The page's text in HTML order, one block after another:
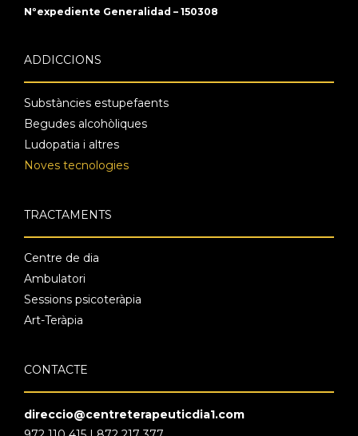
Nºexpediente Generalidad – 150308
ADDICCIONS
Substàncies estupefaents
Begudes alcohòliques
Ludopatia i altres
Noves tecnologies
TRACTAMENTS
Centre de dia
Ambulatori
Sessions psicoteràpia
Art-Teràpia
CONTACTE
direccio@centreterapeuticdia1.com